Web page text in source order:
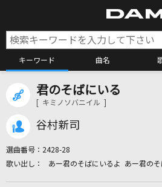
キーワード 曲名
カラオケ検索
君のそばにいる
[ キミノソバニイル ]
谷村新司
選曲番号： 2428-28
あー君のそばにいるよ あー君のそ